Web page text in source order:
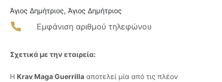
Άγιος Δημήτριος, Άγιος Δημήτριος
Εμφάνιση αριθμού τηλεφώνου
Σχετικά με την εταιρεία:
Η Krav Maga Guerrilla αποτελεί μία από τις πλέον